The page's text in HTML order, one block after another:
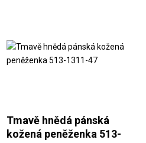
Tmavě hnědá pánská
kožená peněženka 513-